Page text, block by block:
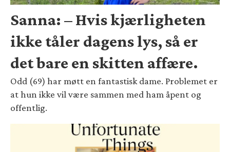
Sanna: – Hvis kjærligheten
ikke tåler dagens lys, så er
det bare en skitten affære.
Odd (69) har møtt en fantastisk dame. Problemet er
at hun ikke vil være sammen med ham åpent og
offentlig.